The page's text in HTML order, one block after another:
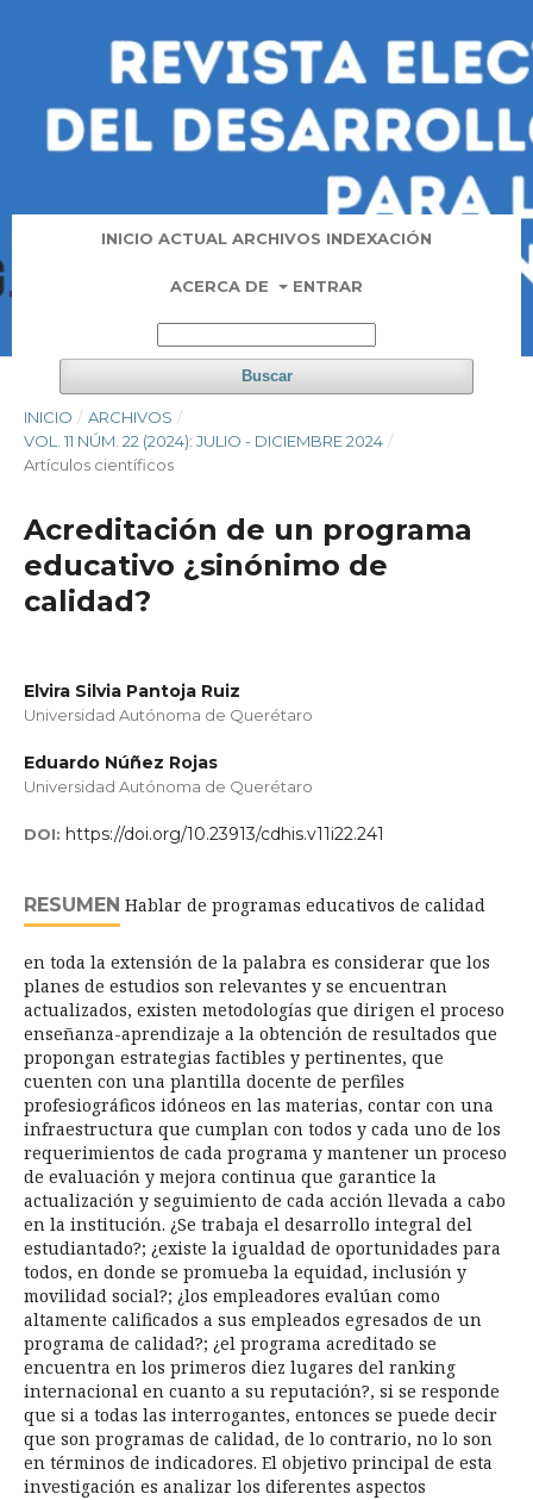
INICIO ACTUAL ARCHIVOS INDEXACIÓN
ACERCA DE ENTRAR
Buscar
INICIO / ARCHIVOS /
VOL. 11 NÚM. 22 (2024): JULIO - DICIEMBRE 2024 /
Artí­culos científicos
Acreditación de un programa
educativo ¿sinónimo de
calidad?
Elvira Silvia Pantoja Ruiz
Universidad Autónoma de Querétaro
Eduardo Núñez Rojas
Universidad Autónoma de Querétaro
DOI: https://doi.org/10.23913/cdhis.v11i22.241
RESUMEN Hablar de programas educativos de calidad
en toda la extensión de la palabra es considerar que los
planes de estudios son relevantes y se encuentran
actualizados, existen metodologías que dirigen el proceso
enseñanza-aprendizaje a la obtención de resultados que
propongan estrategias factibles y pertinentes, que
cuenten con una plantilla docente de perfiles
profesiográficos idóneos en las materias, contar con una
infraestructura que cumplan con todos y cada uno de los
requerimientos de cada programa y mantener un proceso
de evaluación y mejora continua que garantice la
actualización y seguimiento de cada acción llevada a cabo
en la institución. ¿Se trabaja el desarrollo integral del
estudiantado?; ¿existe la igualdad de oportunidades para
todos, en donde se promueba la equidad, inclusión y
movilidad social?; ¿los empleadores evalúan como
altamente calificados a sus empleados egresados de un
programa de calidad?; ¿el programa acreditado se
encuentra en los primeros diez lugares del ranking
internacional en cuanto a su reputación?, si se responde
que si a todas las interrogantes, entonces se puede decir
que son programas de calidad, de lo contrario, no lo son
en términos de indicadores. El objetivo principal de esta
investigación es analizar los diferentes aspectos